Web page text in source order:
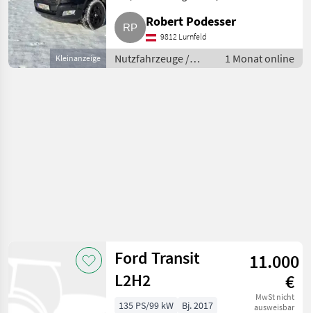
Kleinanzeige
Treibstoff: Diesel Ford Ranger
Pick-up, limitierte Predator
Edition, 2, 2 l, 160 PS, 6-Gang-
Schaltgetriebe, Unt
Robert Podesser
9812 Lurnfeld
Nutzfahrzeuge /
Lastwagen (LKW)
1 Monat online
Ford Transit
L2H2
11.000
€
MwSt nicht
ausweisbar
135 PS/99 kW
Bj. 2017